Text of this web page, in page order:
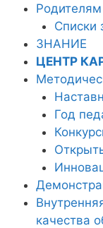
Родителям
Списки
ЗНАНИЕ
ЦЕНТР
Год
качества